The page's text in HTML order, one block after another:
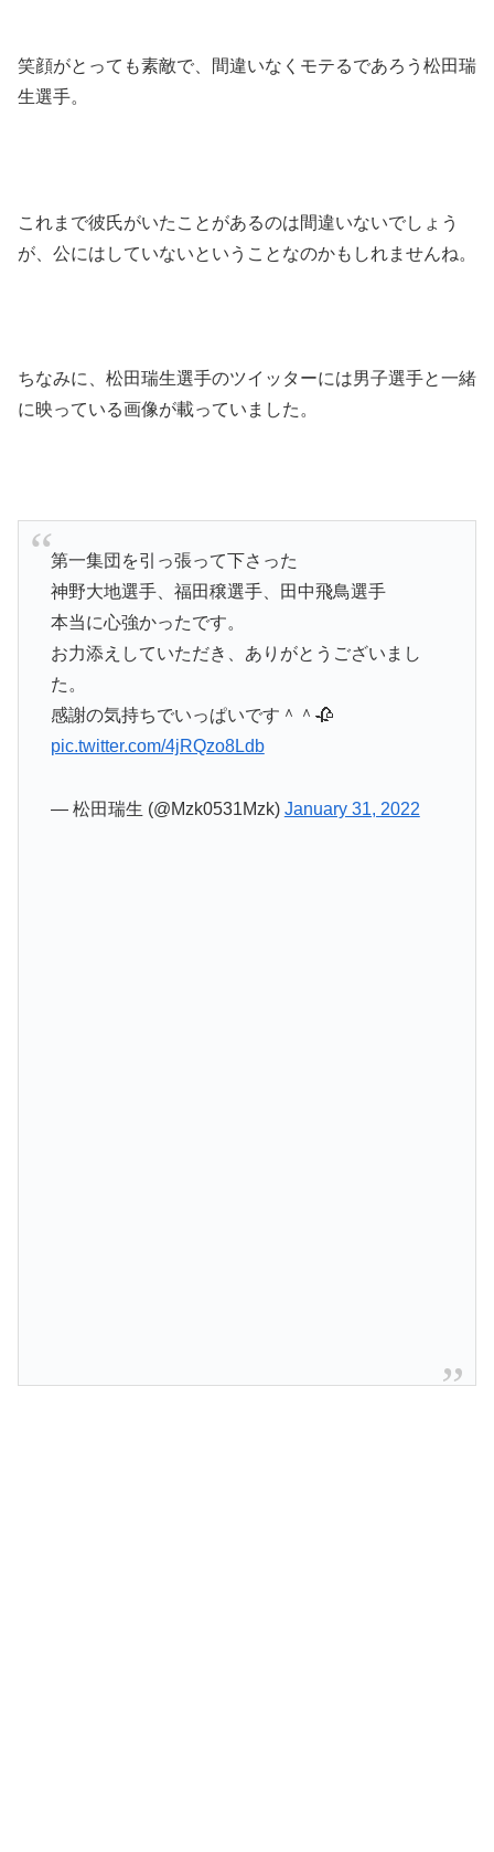
笑顔がとっても素敵で、間違いなくモテるであろう松田瑞
生選手。
これまで彼氏がいたことがあるのは間違いないでしょう
が、公にはしていないということなのかもしれませんね。
ちなみに、松田瑞生選手のツイッターには男子選手と一緒
に映っている画像が載っていました。
第一集団を引っ張って下さった
神野大地選手、福田穣選手、田中飛鳥選手
本当に心強かったです。
お力添えしていただき、ありがとうございまし
た。
感謝の気持ちでいっぱいです＾＾🥀
pic.twitter.com/4jRQzo8Ldb
— 松田瑞生 (@Mzk0531Mzk) January 31, 2022